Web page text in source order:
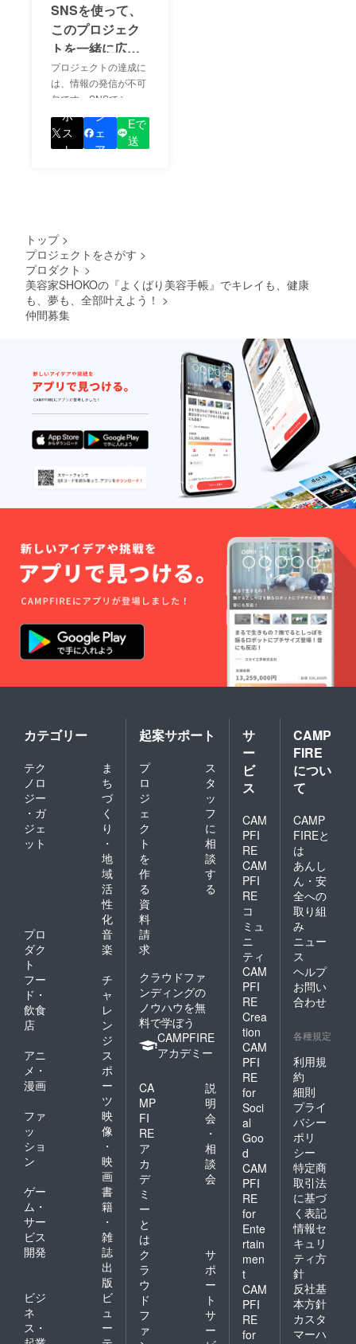
SNSを使って、
このプロジェク
トを一緒に広め
ましょう！
プロジェクトの達成に
は、情報の発信が不可
欠です。SNSでシェア
をして、あなたが応援
しているプロジェクト
の良さを知ってもらい
ポ
ス
ト
シ
ェ
ア
Eで
送
トップ >
プロジェクトをさがす >
プロダクト >
美容家SHOKOの『よくばり美容手帳』でキレイも、健康
も、夢も、全部叶えよう！ >
仲間募集
カテゴリー
テク
ノロ
ジー
・ガ
ジェ
ット
ま
ち
づ
く
り
・
地
域
活
性
化
プロ
ダク
ト
音
楽
フー
ド・
飲食
店
チ
ャ
レ
ン
ジ
アニ
メ・
漫画
ス
ポ
ー
ツ
ファ
ッ
ショ
ン
映
像
・
映
画
ゲー
ム・
サー
ビス
開発
書
籍
・
雑
誌
出
版
ビジ
ネ
ス・
ビ
ュ
ー
起案サポート
プ
ロ
ジ
ェ
ク
ト
を
作
る
ス
タ
ッ
フ
に
相
談
す
る
資
料
請
求
クラウドファ
ンディングの
ノウハウを無
料で学ぼう
CAMPFIRE
アカデミー
CA
MP
FI
RE
ア
カ
デ
ミ
ー
と
は
説
明
会
・
相
談
会
ク
ラ
ウ
ド
フ
ァ
サ
ポ
ー
ト
サ
ー
サ
ー
ビ
ス
CAM
PFI
RE
CAM
PFI
RE
コ
ミュ
ニ
ティ
CAM
PFI
RE
Crea
tion
CAM
PFI
RE
for
Soci
al
Goo
d
CAM
PFI
RE
for
Ente
rtain
men
t
CAM
PFI
RE
for
CAMP
FIRE
につい
て
CAMP
FIREと
は
あんし
ん・安
全への
取り組
み
ニュー
ス
ヘルプ
お問い
合わせ
各種規定
利用規
約
細則
プライ
バシー
ポリ
シー
特定商
取引法
に基づ
く表記
情報セ
キュリ
ティ方
針
反社基
本方針
カスタ
マーハ